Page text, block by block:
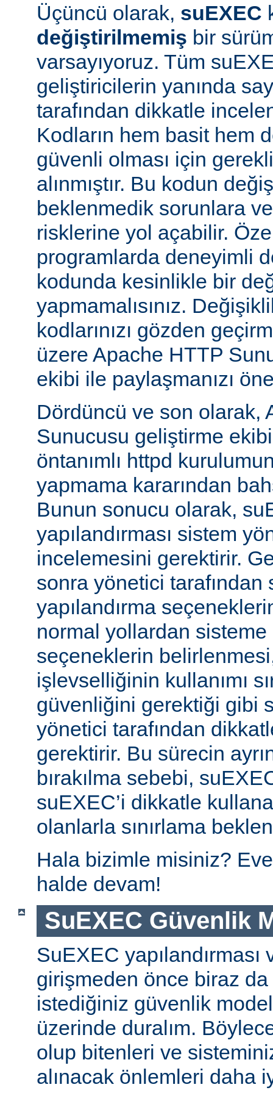
Üçüncü olarak, suEXEC
değiştirilmemiş bir
varsayıyoruz. Tüm
geliştiricilerin yanında
tarafından dikkatle
Kodların hem basit hem
güvenli olması için
alınmıştır. Bu kodun
beklenmedik sorunlara
risklerine yol açabilir.
programlarda deneyimli
kodunda kesinlikle bir
yapmamalısınız.
kodlarınızı gözden
üzere Apache HTTP
ekibi ile paylaşmanızı
Dördüncü ve son olarak,
Sunucusu geliştirme
öntanımlı httpd
yapmama kararından
Bunun sonucu olarak,
yapılandırması sistem
incelemesini gerektirir.
sonra yönetici tarafından
yapılandırma
normal yollardan sisteme
seçeneklerin
işlevselliğinin kullanımı
güvenliğini gerektiği gibi
yönetici tarafından
gerektirir. Bu sürecin
bırakılma sebebi,
suEXEC’i dikkatle
olanlarla sınırlama
Hala bizimle misiniz?
halde devam!
SuEXEC Güvenlik
SuEXEC
girişmeden önce biraz
istediğiniz güvenlik
üzerinde duralım.
olup bitenleri ve
alınacak önlemleri daha